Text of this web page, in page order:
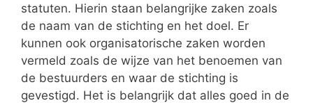
statuten. Hierin staan belangrijke zaken zoals
de naam van de stichting en het doel. Er
kunnen ook organisatorische zaken worden
vermeld zoals de wijze van het benoemen van
de bestuurders en waar de stichting is
gevestigd. Het is belangrijk dat alles goed in de